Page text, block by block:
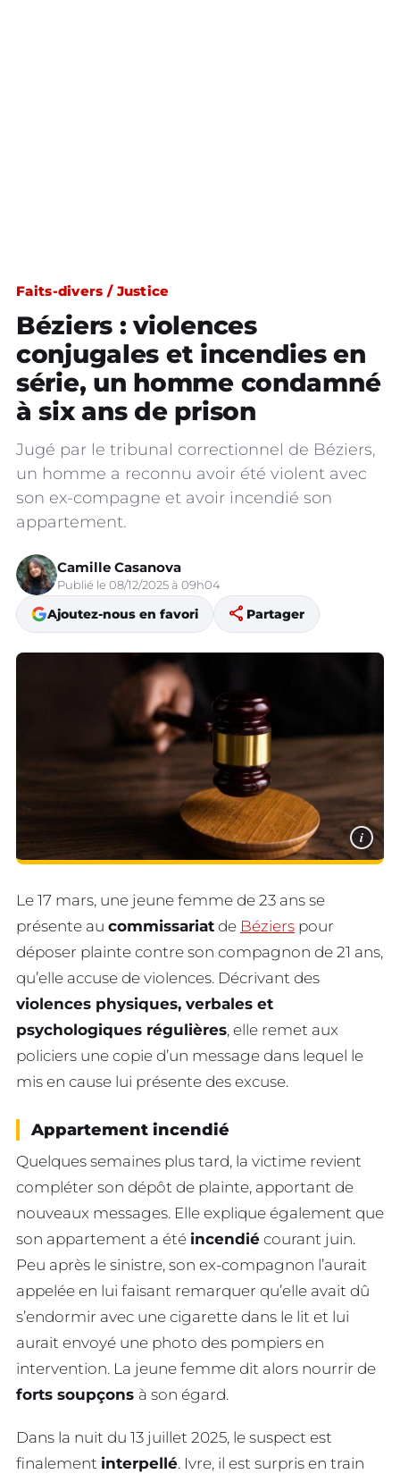
Faits-divers / Justice
Béziers : violences
conjugales et incendies en
série, un homme condamné
à six ans de prison
Jugé par le tribunal correctionnel de Béziers,
un homme a reconnu avoir été violent avec
son ex-compagne et avoir incendié son
appartement.
Camille Casanova
Publié le 08/12/2025 à 09h04
Ajoutez-nous en favori share Partager
i
Le 17 mars, une jeune femme de 23 ans se
présente au commissariat de Béziers pour
déposer plainte contre son compagnon de 21 ans,
qu’elle accuse de violences. Décrivant des
violences physiques, verbales et
psychologiques régulières, elle remet aux
policiers une copie d’un message dans lequel le
mis en cause lui présente des excuse.
Appartement incendié
Quelques semaines plus tard, la victime revient
compléter son dépôt de plainte, apportant de
nouveaux messages. Elle explique également que
son appartement a été incendié courant juin.
Peu après le sinistre, son ex-compagnon l’aurait
appelée en lui faisant remarquer qu’elle avait dû
s’endormir avec une cigarette dans le lit et lui
aurait envoyé une photo des pompiers en
intervention. La jeune femme dit alors nourrir de
forts soupçons à son égard.
Dans la nuit du 13 juillet 2025, le suspect est
finalement interpellé. Ivre, il est surpris en train